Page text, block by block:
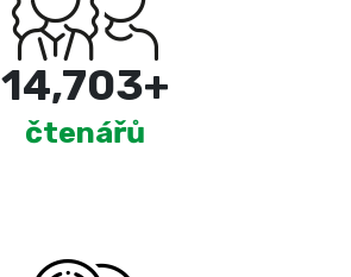
15,000+
čtenářů